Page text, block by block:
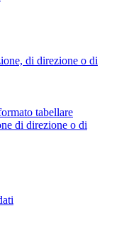
di direzione o di
tabellare
di direzione o di